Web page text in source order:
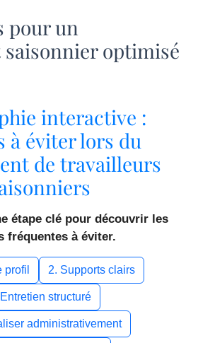
pour un
optimisé
interactive :
à éviter lors du
de travailleurs
étape clé pour découvrir les
fréquentes à éviter.
profil 2. Supports clairs
structuré
administrativement